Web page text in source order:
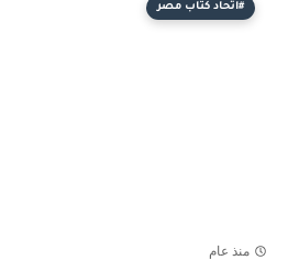
#اتحاد كتاب مصر
منذ عام